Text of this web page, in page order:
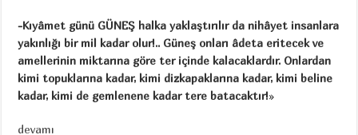
-Kıyâmet günü GÜNEŞ halka yaklaştırılır da nihâyet insanlara
yakınlığı bir mil kadar olur!.. Güneş onları âdeta eritecek ve
amellerinin miktarına göre ter içinde kalacaklardır. Onlardan
kimi topuklarına kadar, kimi dizkapaklarına kadar, kimi beline
kadar, kimi de gemlenene kadar tere batacaktır!»
devamı